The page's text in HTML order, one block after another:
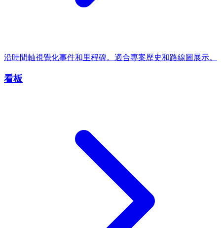
沿時間軸視覺化事件和里程碑。適合專案歷史和路線圖展示。
看板